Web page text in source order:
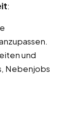
:
und
Nebenjobs